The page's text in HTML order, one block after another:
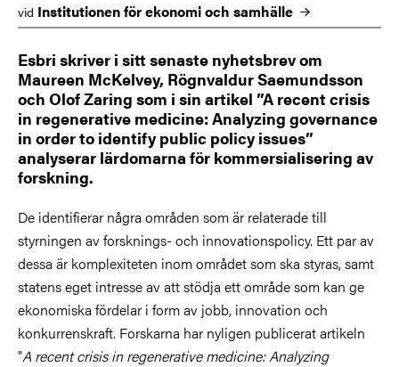
vid Institutionen för ekonomi och samhälle
Esbri skriver i sitt senaste nyhetsbrev om
Maureen McKelvey, Rögnvaldur Saemundsson
och Olof Zaring som i sin artikel ”A recent crisis
in regenerative medicine: Analyzing governance
in order to identify public policy issues”
analyserar lärdomarna för kommersialisering av
forskning.
De identifierar några områden som är relaterade till
styrningen av forsknings- och innovationspolicy. Ett par av
dessa är komplexiteten inom området som ska styras, samt
statens eget intresse av att stödja ett område som kan ge
ekonomiska fördelar i form av jobb, innovation och
konkurrenskraft. Forskarna har nyligen publicerat artikeln
"A recent crisis in regenerative medicine: Analyzing